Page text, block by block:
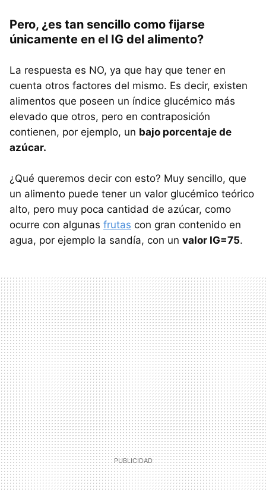
Pero, ¿es tan sencillo como fijarse
únicamente en el IG del alimento?
La respuesta es NO, ya que hay que tener en
cuenta otros factores del mismo. Es decir, existen
alimentos que poseen un índice glucémico más
elevado que otros, pero en contraposición
contienen, por ejemplo, un bajo porcentaje de
azúcar.
¿Qué queremos decir con esto? Muy sencillo, que
un alimento puede tener un valor glucémico teórico
alto, pero muy poca cantidad de azúcar, como
ocurre con algunas frutas con gran contenido en
agua, por ejemplo la sandía, con un valor IG=75.